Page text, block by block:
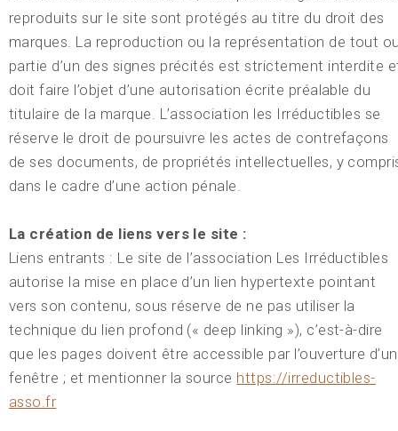
reproduits sur le site sont protégés au titre du droit des
marques. La reproduction ou la représentation de tout
partie d’un des signes précités est strictement interdite
doit faire l’objet d’une autorisation écrite préalable du
titulaire de la marque. L’association les Irréductibles se
réserve le droit de poursuivre les actes de contrefaçons
de ses documents, de propriétés intellectuelles, y
dans le cadre d’une action pénale.
La création de liens vers le site :
Liens entrants : Le site de l’association Les Irréductibles
autorise la mise en place d’un lien hypertexte pointant
vers son contenu, sous réserve de ne pas utiliser la
technique du lien profond (« deep linking »), c’est-à-dire
que les pages doivent être accessible par l’ouverture
fenêtre ; et mentionner la source https://irreductibles-
asso.fr